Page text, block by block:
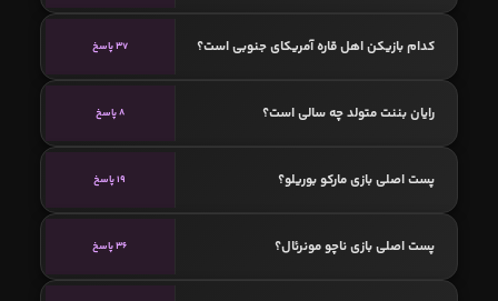
کدام بازیکن اهل قاره آمریکای جنوبی است؟ 37 پاسخ
رایان بننت متولد چه سالی است؟ 8 پاسخ
پست اصلی بازی مارکو بوریلو؟ 19 پاسخ
پست اصلی بازی ناچو مونرئال؟ 36 پاسخ